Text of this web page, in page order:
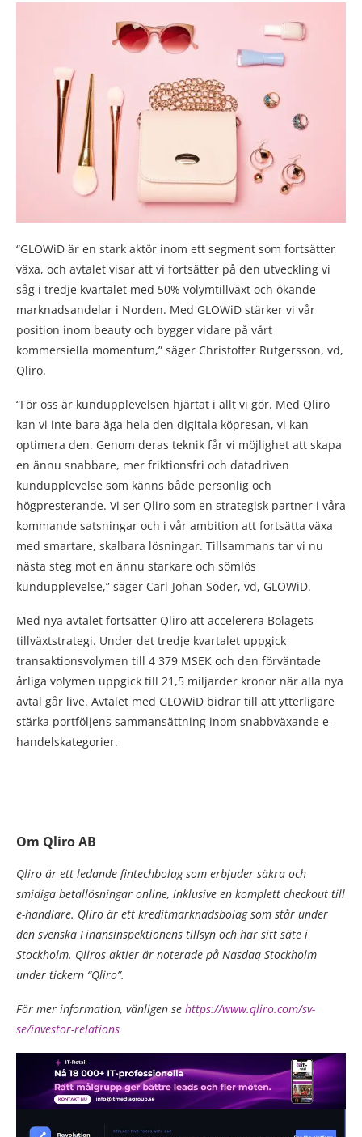
“GLOWiD är en stark aktör inom ett segment som fortsätter
växa, och avtalet visar att vi fortsätter på den utveckling vi
såg i tredje kvartalet med 50% volymtillväxt och ökande
marknadsandelar i Norden. Med GLOWiD stärker vi vår
position inom beauty och bygger vidare på vårt
kommersiella momentum,” säger Christoffer Rutgersson, vd,
Qliro.
“För oss är kundupplevelsen hjärtat i allt vi gör. Med Qliro
kan vi inte bara äga hela den digitala köpresan, vi kan
optimera den. Genom deras teknik får vi möjlighet att skapa
en ännu snabbare, mer friktionsfri och datadriven
kundupplevelse som känns både personlig och
högpresterande. Vi ser Qliro som en strategisk partner i våra
kommande satsningar och i vår ambition att fortsätta växa
med smartare, skalbara lösningar. Tillsammans tar vi nu
nästa steg mot en ännu starkare och sömlös
kundupplevelse,” säger Carl-Johan Söder, vd, GLOWiD.
Med nya avtalet fortsätter Qliro att accelerera Bolagets
tillväxtstrategi. Under det tredje kvartalet uppgick
transaktionsvolymen till 4 379 MSEK och den förväntade
årliga volymen uppgick till 21,5 miljarder kronor när alla nya
avtal går live. Avtalet med GLOWiD bidrar till att ytterligare
stärka portföljens sammansättning inom snabbväxande e-
handelskategorier.
Om Qliro AB
Qliro är ett ledande fintechbolag som erbjuder säkra och
smidiga betallösningar online, inklusive en komplett checkout till
e-handlare. Qliro är ett kreditmarknadsbolag som står under
den svenska Finansinspektionens tillsyn och har sitt säte i
Stockholm. Qliros aktier är noterade på Nasdaq Stockholm
under tickern “Qliro”.
För mer information, vänligen se https://www.qliro.com/sv-
se/investor-relations